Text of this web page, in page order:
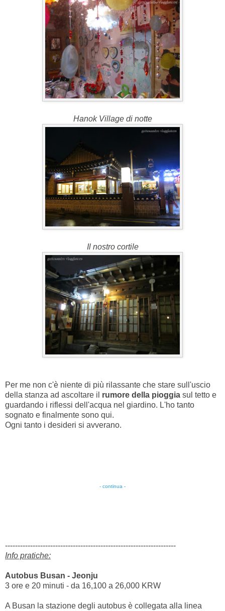
Hanok Village di notte
Il nostro cortile
Per me non c'è niente di più rilassante che stare sull'uscio
della stanza ad ascoltare il rumore della pioggia sul tetto e
guardando i riflessi dell'acqua nel giardino. L'ho tanto
sognato e finalmente sono qui.
Ogni tanto i desideri si avverano.
- continua -
--------------------------------------------------------------------
Info pratiche:
Autobus Busan - Jeonju
3 ore e 20 minuti - da 16,100 a 26,000 KRW
A Busan la stazione degli autobus è collegata alla linea